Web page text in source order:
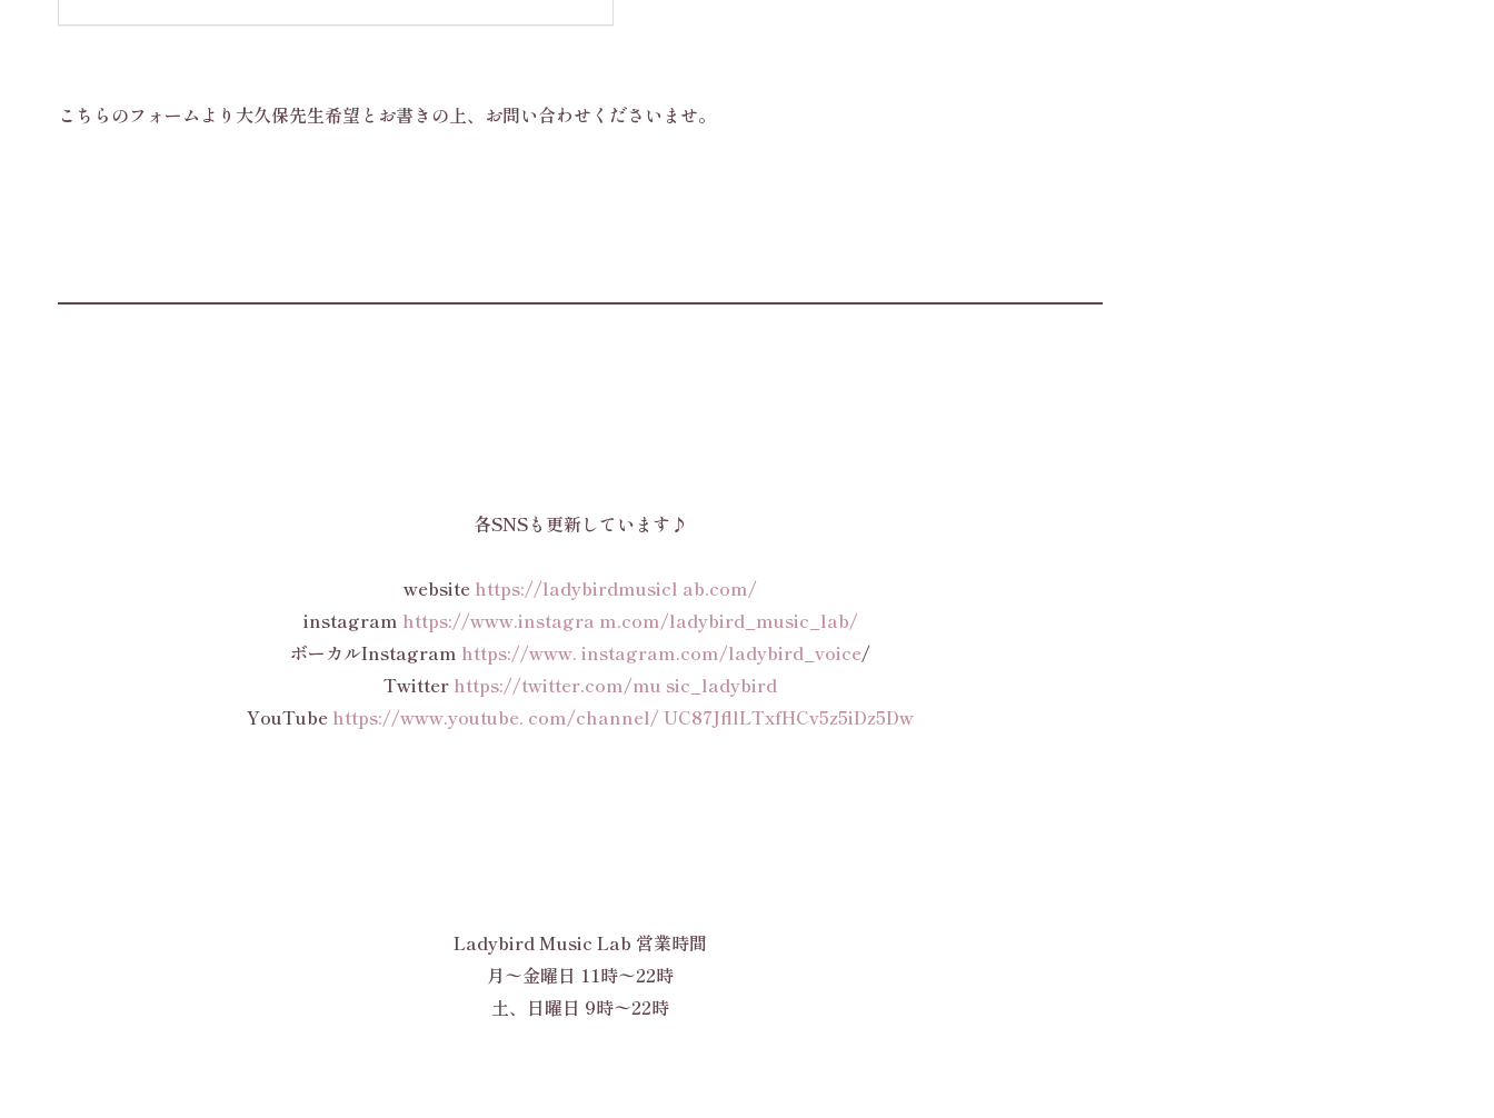
こちらのフォームより大久保先生希望とお書きの上、お問い合わせくださいませ。
各SNSも更新しています♪
website https://ladybirdmusicl ab.com/
instagram https://www.instagra m.com/ladybird_music_lab/
ボーカルInstagram https://www. instagram.com/ladybird_voice/
Twitter https://twitter.com/mu sic_ladybird
YouTube https://www.youtube. com/channel/ UC87JfllLTxfHCv5z5iDz5Dw
Ladybird Music Lab 営業時間
月〜金曜日 11時〜22時
土、日曜日 9時〜22時